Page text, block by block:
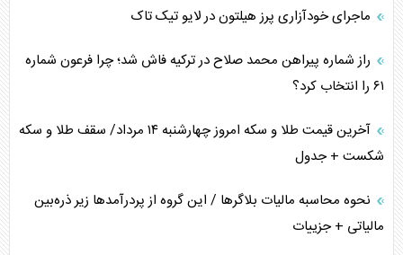
ماجرای خودآزاری پرز هیلتون در لایو تیک تاک
راز شماره پیراهن محمد صلاح در ترکیه فاش شد؛ چرا فرعون شماره
۶۱ را انتخاب کرد؟
آخرین قیمت طلا و سکه امروز چهارشنبه ۱۴ مرداد/ سقف طلا و سکه
شکست + جدول
نحوه محاسبه مالیات بلاگر‌ها / این گروه از پردرآمد‌ها زیر ذره‌بین
مالیاتی + جزییات